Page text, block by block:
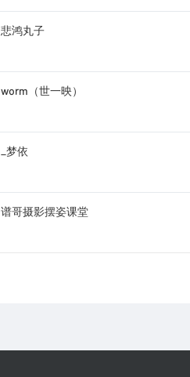
悲鸿丸子
worm（世一映）
_梦依
谱哥摄影摆姿课堂